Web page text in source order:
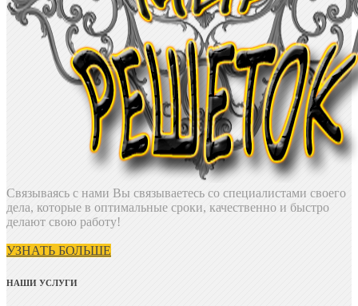
Связываясь с нами Вы связываетесь со специалистами своего
дела, которые в оптимальные сроки, качественно и быстро
делают свою работу!
УЗНАТЬ БОЛЬШЕ
НАШИ УСЛУГИ